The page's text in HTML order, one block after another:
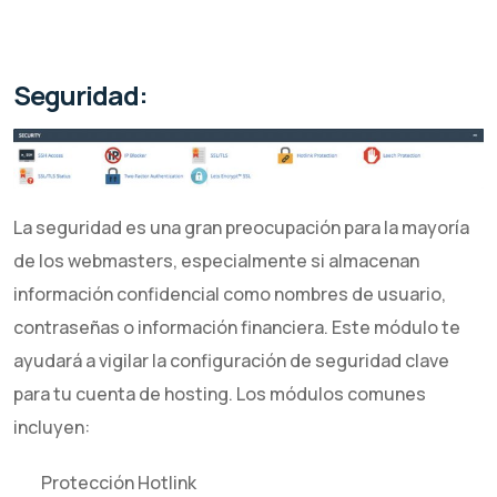
Seguridad:
La seguridad es una gran preocupación para la mayoría
de los webmasters, especialmente si almacenan
información confidencial como nombres de usuario,
contraseñas o información financiera. Este módulo te
ayudará a vigilar la configuración de seguridad clave
para tu cuenta de hosting. Los módulos comunes
incluyen:
Protección Hotlink